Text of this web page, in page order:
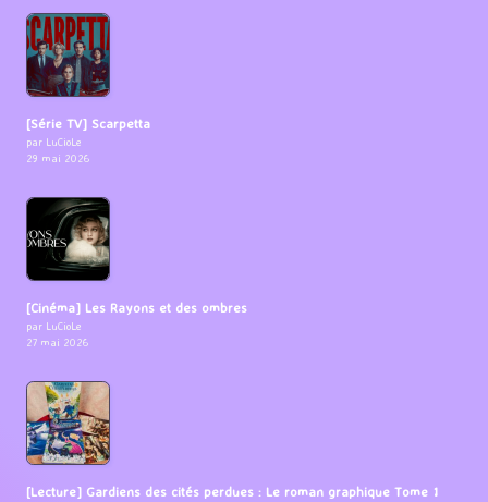
[Série TV] Scarpetta
par LuCioLe
29 mai 2026
[Cinéma] Les Rayons et des ombres
par LuCioLe
27 mai 2026
[Lecture] Gardiens des cités perdues : Le roman graphique Tome 1